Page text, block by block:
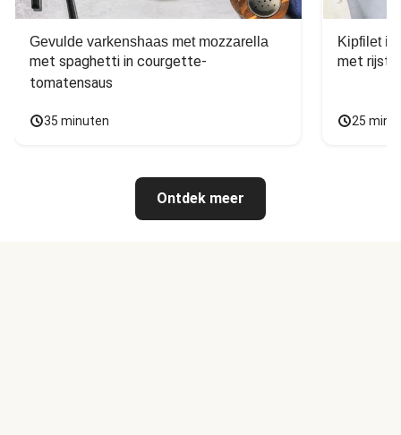
Gevulde varkenshaas met mozzarella
met spaghetti in courgette-
tomatensaus
35 minuten
Kipfilet in
met rijst,
25
Ontdek meer